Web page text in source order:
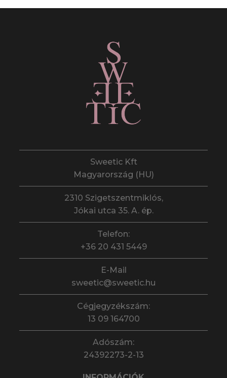
Sweetic Kft
Magyarország (HU)
2310 Szigetszentmiklós,
Jókai utca 35. A. ép.
Telefon:
+36 20 431 5449
E-Mail
sweetic@sweetic.hu
Cégjegyzékszám:
13 09 164700
Adószám:
24392273-2-13